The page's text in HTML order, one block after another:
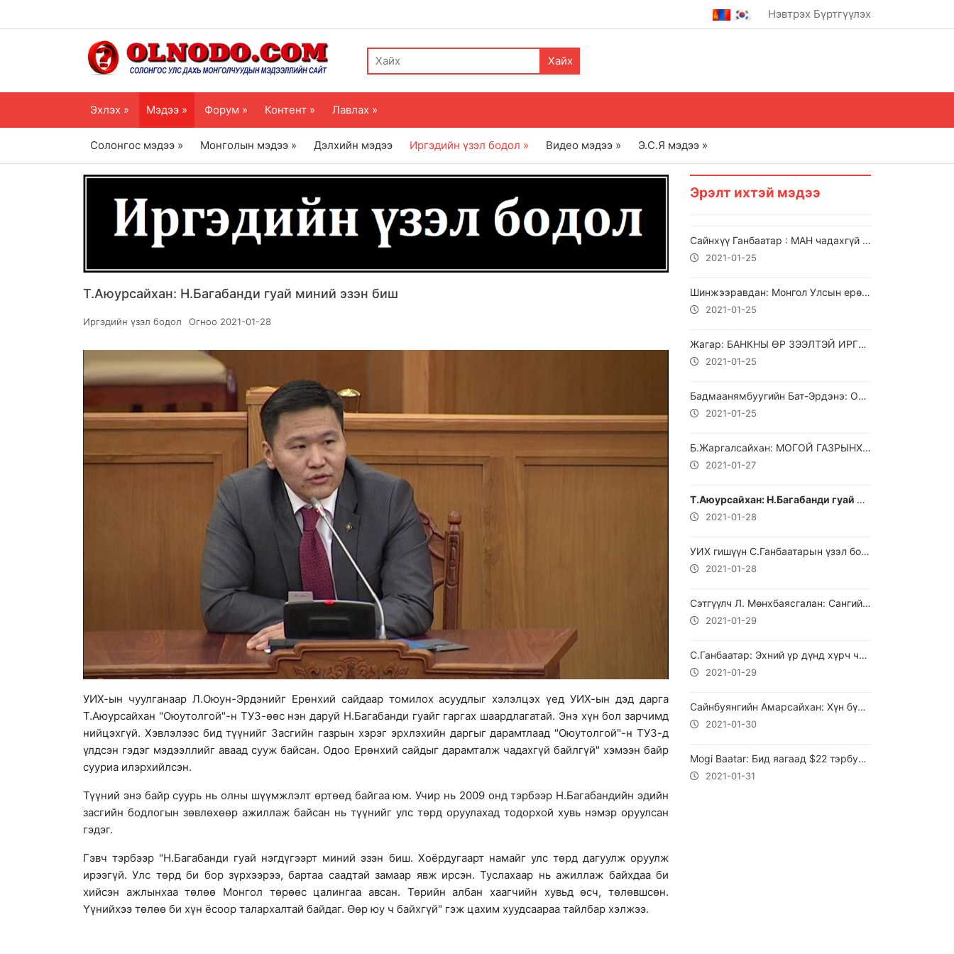
Нэвтрэх Бүртгүүлэх
Хайх
Эхлэх » Мэдээ » Форум » Контент » Лавлах »
Солонгос мэдээ » Монголын мэдээ » Дэлхийн мэдээ Иргэдийн үзэл бодол » Видео мэдээ » Э.С.Я мэдээ »
Т.Аюурсайхан: Н.Багабанди гуай миний эзэн биш
Иргэдийн үзэл бодол Огноо 2021-01-28
УИХ-ын чуулганаар Л.Оюун-Эрдэнийг Ерөнхий сайдаар томилох асуудлыг хэлэлцэх үед УИХ-ын дэд дарга
Т.Аюурсайхан "Оюутолгой"-н ТУЗ-өөс нэн даруй Н.Багабанди гуайг гаргах шаардлагатай. Энэ хүн бол зарчимд
нийцэхгүй. Хэвлэлээс бид түүнийг Засгийн газрын хэрэг эрхлэхийн даргыг дарамтлаад "Оюутолгой"-н ТУЗ-д
үлдсэн гэдэг мэдээллийг аваад сууж байсан. Одоо Ерөнхий сайдыг дарамталж чадахгүй байлгүй" хэмээн байр
сууриа илэрхийлсэн.
Түүний энэ байр суурь нь олны шүүмжлэлт өртөөд байгаа юм. Учир нь 2009 онд тэрбээр Н.Багабандийн эдийн
засгийн бодлогын зөвлөхөөр ажиллаж байсан нь түүнийг улс төрд оруулахад тодорхой хувь нэмэр оруулсан
гэдэг.
Гэвч тэрбээр "Н.Багабанди гуай нэгдүгээрт миний эзэн биш. Хоёрдугаарт намайг улс төрд дагуулж оруулж
ирээгүй. Улс төрд би бор зүрхээрээ, бартаа саадтай замаар явж ирсэн. Туслахаар нь ажиллаж байхдаа би
хийсэн ажлынхаа төлөө Монгол төрөөс цалингаа авсан. Төрийн албан хаагчийн хувьд өсч, төлөвшсөн.
Үүнийхээ төлөө би хүн ёсоор талархалтай байдаг. Өөр юу ч байхгүй" гэж цахим хуудсаараа тайлбар хэлжээ.
Эрэлт ихтэй мэдээ
Сайнхүү Ганбаатар : МАН чадахгүй бол надад энэ эрхээ өгчих
2021-01-25
Шинжээравдан: Монгол Улсын ерөнхийлөгчид бүх Ард түмний хуралдайг хуралдуулах саналыг хүргүүлж байна.
2021-01-25
Жагар: БАНКНЫ ӨР ЗЭЭЛТЭЙ ИРГЭДИЙН БОЛОН ОЮУ- ТОЛГОЙН ХУУЛЬ БУС ГЭРЭЭГ ЗОГСОО.
2021-01-25
Бадмаанямбуугийн Бат-Эрдэнэ: Оюу толгойн гэрээг сайжруулах ёстой
2021-01-25
Б.Жаргалсайхан: МОГОЙ ГАЗРЫНХАА ӨНГӨӨР...
2021-01-27
Т.Аюурсайхан: Н.Багабанди гуай миний эзэн биш
2021-01-28
УИХ гишүүн С.Ганбаатарын үзэл бодлоо илэрхийлсэн бичлэгүүд
2021-01-28
Сэтгүүлч Л. Мөнхбаясгалан: Сангийн сайд Ч.Хүрэлбаатарын ах консул Ч.Ганболд Монгол улсын дархан хилийг дуртай үедээ нээлгэж хаалгадаг бичлэг.
2021-01-29
С.Ганбаатар: Эхний үр дүнд хүрч чадлаа. Иргэддээ БАЯРЛАЛАА
2021-01-29
Сайнбуянгийн Амарсайхан: Хүн бүр алхам тутамдаа хичээх нь чухал байна.
2021-01-30
Mogi Baatar: Бид яагаад $22 тэрбум долларын өрөнд орсон бэ?
2021-01-31